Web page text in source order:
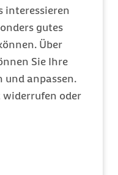
interessieren
gutes
Über
Sie Ihre
anpassen.
widerrufen oder
oder
Wartezeiten
Patienten
behandelt.
regional
organisiert ist,
ihr tägliches